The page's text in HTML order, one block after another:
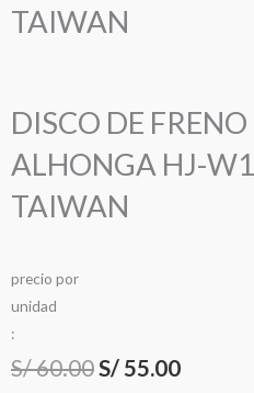
TAIWAN
DISCO DE
ALHONGA HJ-
TAIWAN
precio por
unidad
:
S/60.00 El
S/ 55.00El